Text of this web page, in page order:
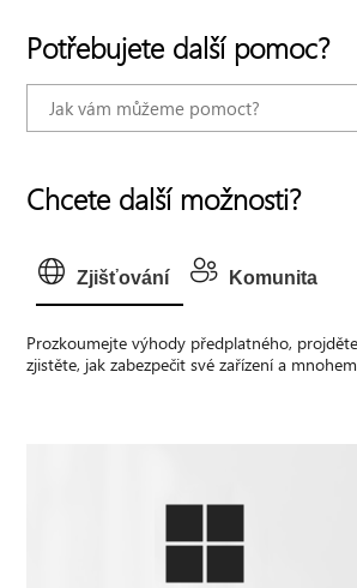
Potřebujete další pomoc?
Chcete další možnosti?
Zjišťování Komunita
Prozkoumejte výhody předplatného,
zjistěte, jak zabezpečit své zařízení a